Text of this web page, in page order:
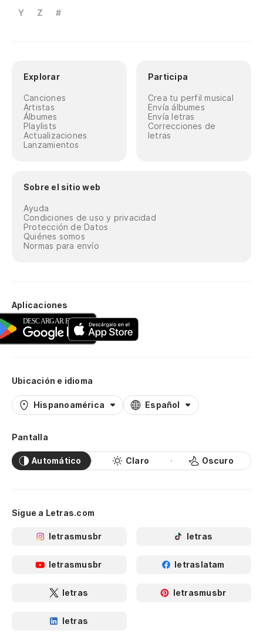
Y
Z #
Explorar
Canciones
Artistas
Álbumes
Playlists
Actualizaciones
Lanzamientos
Participa
Crea tu perfil musical
Envía álbumes
Envía letras
Correcciones de
letras
Sobre el sitio web
Ayuda
Condiciones de uso y privacidad
Protección de Datos
Quiénes somos
Normas para envío
Aplicaciones
Ubicación e idioma
Hispanoamérica Español
Pantalla
Automático Claro Oscuro
Sigue a Letras.com
letrasmusbr letras
letrasmusbr letraslatam
letras letrasmusbr
letras